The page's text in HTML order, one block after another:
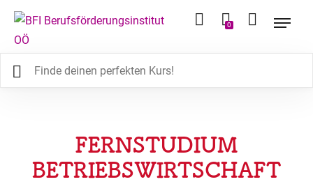
0
FERNSTUDIUM
BETRIEBSWIRTSCHAFT